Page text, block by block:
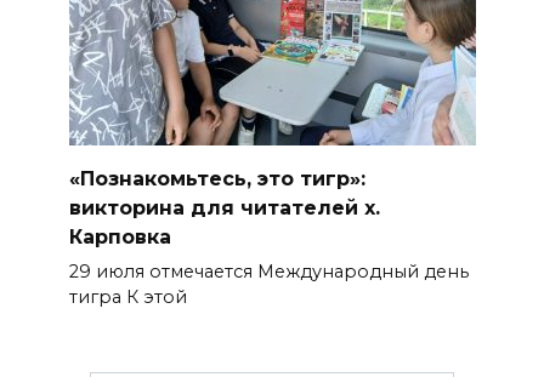
«Познакомьтесь, это тигр»:
викторина для читателей х.
Карповка
29 июля отмечается Международный день
тигра К этой